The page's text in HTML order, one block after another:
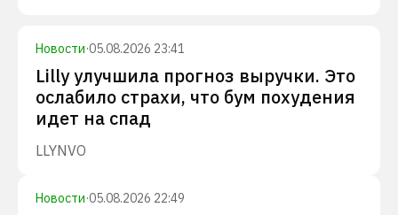
Новости·05.08.2026 23:41
Lilly улучшила прогноз выручки. Это
ослабило страхи, что бум похудения
идет на спад
LLYNVO
Новости·05.08.2026 22:49